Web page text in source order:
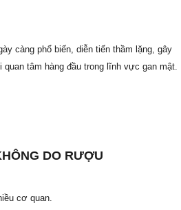
càng phổ biến, diễn tiến thầm lặng, gây
tâm hàng đầu trong lĩnh vực gan mật.
DO RƯỢU
cơ quan.